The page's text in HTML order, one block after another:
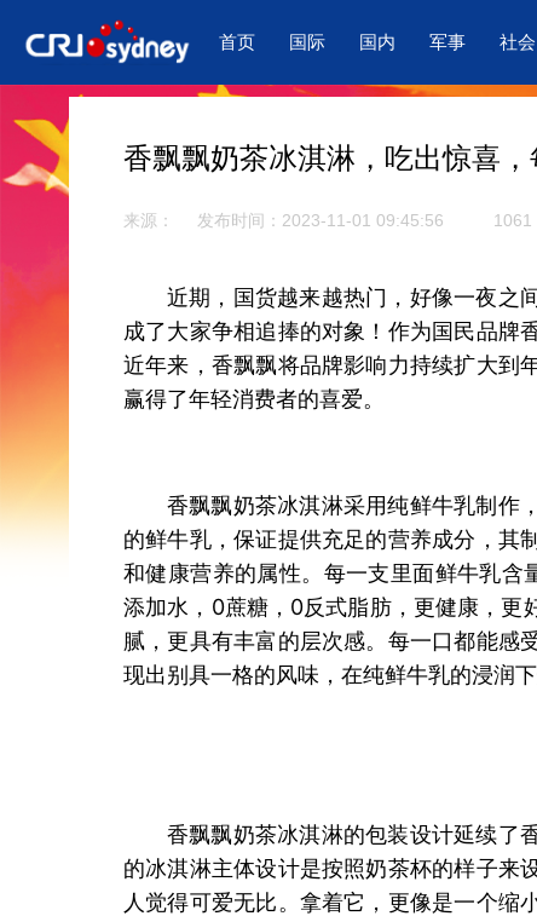
首页 国际 国内 军事 社会
香飘飘奶茶冰淇淋，吃出惊喜，
来源： 发布时间：2023-11-01 09:45:56 1061
近期，国货越来越热门，好像一夜之
成了大家争相追捧的对象！作为国民品牌
近年来，香飘飘将品牌影响力持续扩大到
赢得了年轻消费者的喜爱。
香飘飘奶茶冰淇淋采用纯鲜牛乳制作
的鲜牛乳，保证提供充足的营养成分，其
和健康营养的属性。每一支里面鲜牛乳
添加水，0蔗糖，0反式脂肪，更健康，更
腻，更具有丰富的层次感。每一口都能感
现出别具一格的风味，在纯鲜牛乳的浸润
香飘飘奶茶冰淇淋的包装设计延续了
的冰淇淋主体设计是按照奶茶杯的样子来
人觉得可爱无比。拿着它，更像是一个缩